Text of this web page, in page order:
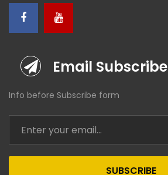
Email Subscribe
Info before Subscribe form
SUBSCRIBE